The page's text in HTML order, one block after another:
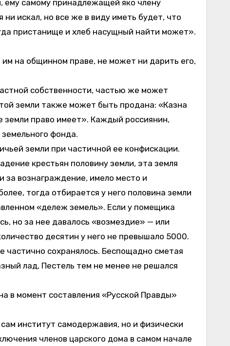
ему самому принадлежащей яко члену
искал, но все же в виду иметь будет, что
пристанище и хлеб насущный найти может».
на общинном праве, не может ни дарить его,
собственности, частью же может
земли также может быть продана: «Казна
земли право имеет». Каждый россиянин,
фонда.
земли при частичной ее конфискации.
крестьян половину земли, эта земля
за вознаграждение, имело место и
тогда отбирается у него половина земли
«дележ земель». Если у помещика
но за нее давалось «возмездие» — или
десятин у него не превышало 5000.
сохранялось. Беспощадно сметая
лад, Пестель тем не менее не решался
в момент составления «Русской Правды»
институт самодержавия, но и физически
членов царского дома в самом начале